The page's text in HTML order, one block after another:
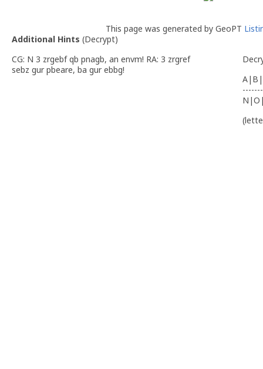
This page was generated by GeoPT
Additional Hints (Decrypt)
CG: N 3 zrgebf qb pnagb, an envm! RA: 3 zrgref
sebz gur pbeare, ba gur ebbg!